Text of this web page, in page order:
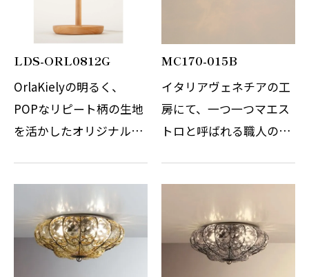
LDS-ORL0812G
OrlaKielyの明るく、
POPなリピート柄の生地
を活かしたオリジナルの
壊さずに、優しくナチュ
ラルなテイストに仕上げ
ています。スタンド本体
は国内にて加工し…
MC170-015B
イタリアヴェネチアの工
房にて、一つ一つマエス
トロと呼ばれる職人の手
の工法は、ガラスに立体
感が生まれとても存在感
のあるガラス製…